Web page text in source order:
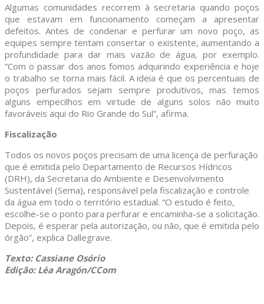
Algumas comunidades recorrem à secretaria quando poços
que estavam em funcionamento começam a apresentar
defeitos. Antes de condenar e perfurar um novo poço, as
equipes sempre tentam consertar o existente, aumentando a
profundidade para dar mais vazão de água, por exemplo.
“Com o passar dos anos fomos adquirindo experiência e hoje
o trabalho se torna mais fácil. A ideia é que os percentuais de
poços perfurados sejam sempre produtivos, mas temos
alguns empecilhos em virtude de alguns solos não muito
favoráveis aqui do Rio Grande do Sul”, afirma.
Fiscalização
Todos os novos poços precisam de uma licença de perfuração
que é emitida pelo Departamento de Recursos Hídricos
(DRH), da Secretaria do Ambiente e Desenvolvimento
Sustentável (Sema), responsável pela fiscalização e controle
da água em todo o território estadual. “O estudo é feito,
escolhe-se o ponto para perfurar e encaminha-se a solicitação.
Depois, é esperar pela autorização, ou não, que é emitida pelo
órgão”, explica Dallegrave.
Texto: Cassiane Osório
Edição: Léa Aragón/CCom